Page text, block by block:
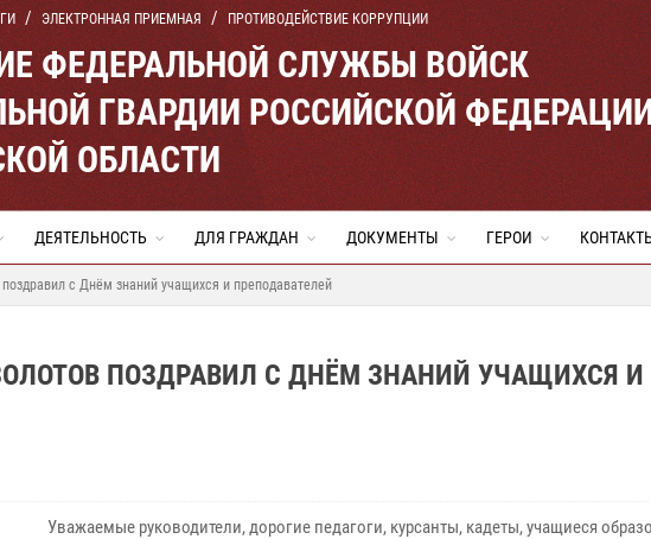
ЭЛЕКТРОННАЯ ПРИЕМНАЯ ПРОТИВОДЕЙСТВИЕ КОРРУПЦИИ
ФЕДЕРАЛЬНОЙ СЛУЖБЫ ВОЙСК
ГВАРДИИ РОССИЙСКОЙ
ОБЛАСТИ
ДЕЯТЕЛЬНОСТЬ ДЛЯ ГРАЖДАН ДОКУМЕНТЫ ГЕРОИ
с Днём знаний учащихся и преподавателей
ПОЗДРАВИЛ С ДНЁМ ЗНАНИЙ УЧАЩИХСЯ И
Уважаемые руководители, дорогие педагоги, курсанты, кадеты, учащиеся